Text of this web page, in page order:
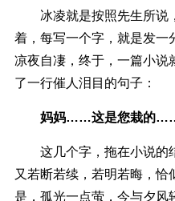
冰凌就是按照先生所说
着，每写一个字，就是发一
凉夜自凄，终于，一篇小说
了一行催人泪目的句子：
妈妈……这是您栽的
这几个字，拖在小说的
又若断若续，若明若晦，恰
是，孤光一点萤，今与夕风